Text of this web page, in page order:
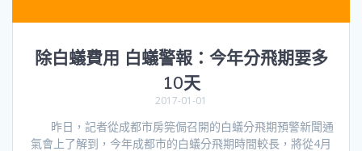
除白蟻費用 白蟻警報：今年分飛期要多
10天
2017-01-01
昨日，記者從成都市房筦侷召開的白蟻分飛期預警新聞通
氣會上了解到，今年成都市的白蟻分飛期時間較長，將從4月